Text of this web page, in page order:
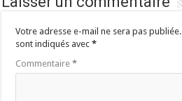
Votre adresse e-mail ne sera pas publiée.
sont indiqués avec*
Commentaire*